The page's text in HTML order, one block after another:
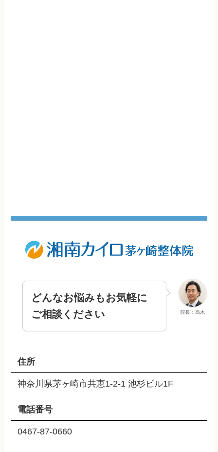
院長：高木
どんなお悩みもお気軽に
ご相談ください
住所
神奈川県茅ヶ崎市共恵1-2-1 池杉ビル1F
電話番号
0467-87-0660